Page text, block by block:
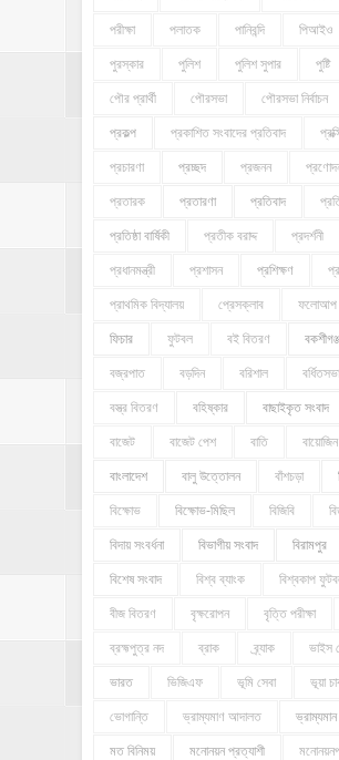
পরীক্ষা পলাতক পানিবন্দি পিআইও
পুরস্কার পুলিশ পুলিশ সুপার পুষ্টি
পৌর প্রার্থী পৌরসভা পৌরসভা নির্বাচন
প্রকল্প প্রকাশিত সংবাদের প্রতিবাদ
প্রচারণা প্রচ্ছদ প্রজনন
প্রতারক প্রতারণা প্রতিবাদ
প্রতিষ্ঠা বার্ষিকী প্রতীক বরাদ্দ প্রদর্শনী
প্রধানমন্ত্রী প্রশাসন প্রশিক্ষণ
প্রাথমিক বিদ্যালয় প্রেসক্লাব ফলোআপ
ফিচার ফুটবল বই বিতরণ
বজ্রপাত বড়দিন বরিশাল বর্ধিতসভা
বস্ত্র বিতরণ বহিষ্কার বাছাইকৃত সংবাদ
বাজেট বাজেট পেশ বাতি বায়োজিন
বাংলাদেশ বালু উত্তোলন বাঁশচড়া
বিক্ষোভ বিক্ষোভ-মিছিল বিজিবি
বিদায় সংবর্ধনা বিভাগীয় সংবাদ বিরামপুর
বিশেষ সংবাদ বিশ্ব ব্যাংক বিশ্বকাপ
বীজ বিতরণ বৃক্ষরোপন বৃত্তি পরীক্ষা
ব্রহ্মপুত্র নদ ব্রাক ব্র্যাক ভাইস
ভারত ভিজিএফ ভূমি সেবা ভূয়া
ভোগান্তি ভ্রাম্যমাণ আদালত
মত বিনিময় মনোনয়ন প্রত্যাশী